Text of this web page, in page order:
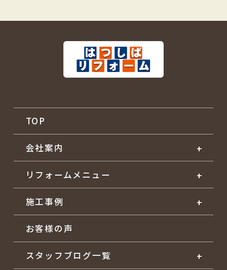
TOP
会社案内
リフォームメニュー
施工事例
お客様の声
スタッフブログ一覧